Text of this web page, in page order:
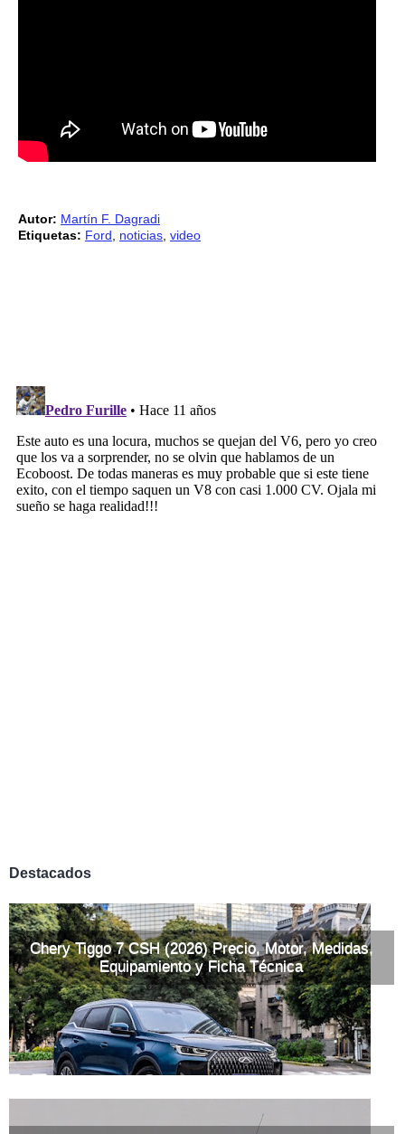
Autor: Martín F. Dagradi
Etiquetas: Ford noticias video
Destacados
Chery Tiggo 7 CSH (2026) Precio, Motor, Medidas,
Equipamiento y Ficha Técnica